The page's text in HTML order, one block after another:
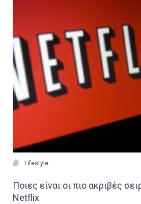
 Lifestyle
Ποιες είναι οι πιο ακριβές
Netflix